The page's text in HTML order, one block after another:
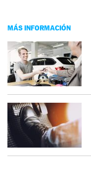
MÁS INFORMACIÓN